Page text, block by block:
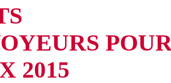
2015